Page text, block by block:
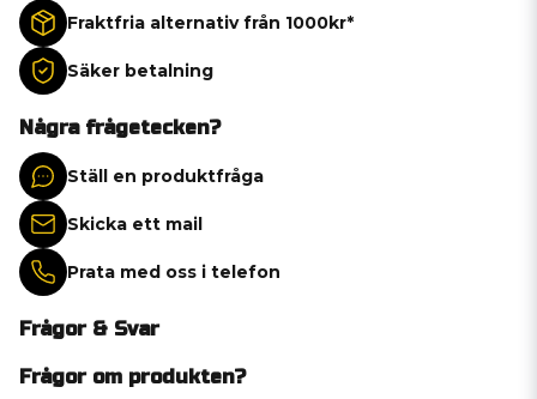
Fraktfria alternativ från 1000kr*
Säker betalning
Några frågetecken?
Ställ en produktfråga
Skicka ett mail
Prata med oss i telefon
Frågor & Svar
Frågor om produkten?